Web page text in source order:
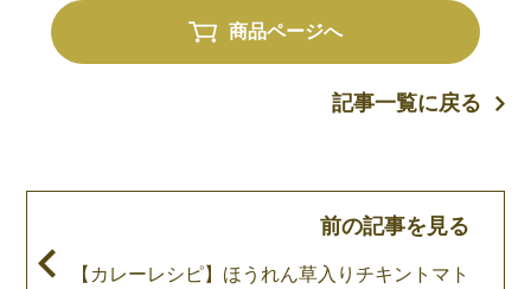
商品ページへ
記事一覧に戻る
前の記事を見る
【カレーレシピ】ほうれん草入りチキントマト